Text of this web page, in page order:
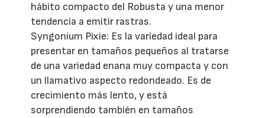
hábito compacto del Robusta y una menor
tendencia a emitir rastras.
Syngonium Pixie: Es la variedad ideal para
presentar en tamaños pequeños al tratarse
de una variedad enana muy compacta y con
un llamativo aspecto redondeado. Es de
crecimiento más lento, y está
sorprendiendo también en tamaños